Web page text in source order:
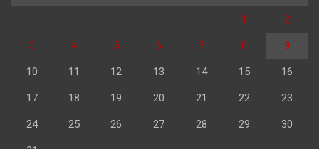
1 2
3 4 5 6 7 8 9
10 11 12 13 14 15 16
17 18 19 20 21 22 23
24 25 26 27 28 29 30